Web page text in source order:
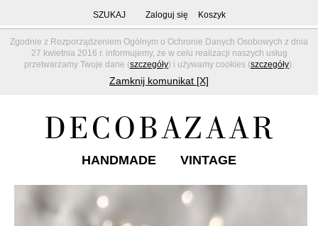
Zgodnie z Rozporządzeniem Ogólnym o Ochronie Danych Osobowych z dnia
27 kwietnia 2016 r. informujemy, że w celu realizacji naszych usług
przetwarzamy Twoje dane (szczegóły) i używamy cookies (szczegóły).
Zamknij komunikat [X]
SZUKAJ Zaloguj się Koszyk
HANDMADE VINTAGE